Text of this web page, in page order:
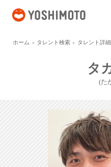
ホーム タレント検索 タレント詳
タ
(た